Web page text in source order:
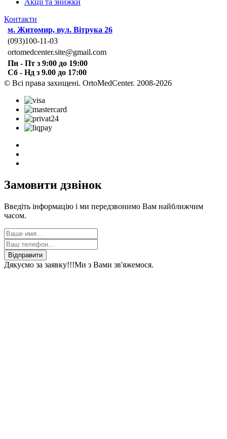
Контакти
м. Житомир, вул. Вітрука 26
(093)100-11-03
ortomedcenter.site@gmail.com
Пн - Пт з 9:00 до 19:00
Сб - Нд з 9.00 до 17:00
© Всі права захищені. OrtoMedCenter. 2008-2026
Замовити дзвінок
Введіть інформацію і ми передзвонимо Вам найближчим
часом.
Відправити
Дякуємо за заявку!!!Ми з Вами зв'яжемося.